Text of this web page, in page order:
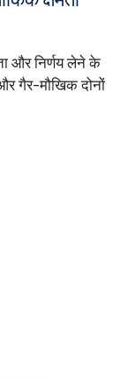
और निर्णय लेने के
गैर-मौखिक दोनों